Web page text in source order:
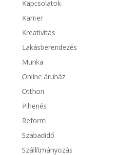
Kapcsolatok
Karrier
Kreativitás
Lakásberendezés
Munka
Online áruház
Otthon
Pihenés
Reform
Szabadidő
Szállítmányozás